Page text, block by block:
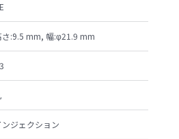
さ:9.5 mm, 幅:φ21.9 mm
ンジェクション